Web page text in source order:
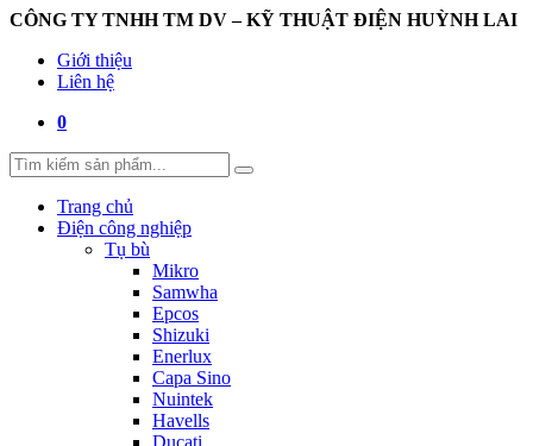
CÔNG TY TNHH TM DV – KỸ THUẬT ĐIỆN HUỲNH LAI
Giới thiệu
Liên hệ
0
Trang chủ
Điện công nghiệp
Tụ bù
Mikro
Samwha
Epcos
Shizuki
Enerlux
Capa Sino
Nuintek
Havells
Ducati